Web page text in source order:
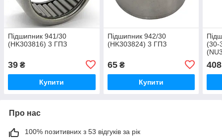
Підшипник 941/30
(HK303816) 3 ГПЗ
39 ₴
Купити
Підшипник 942/30
(HK303824) 3 ГПЗ
65₴
Купити
(30-
408
Про нас
100% позитивних з 53 відгуків за рік